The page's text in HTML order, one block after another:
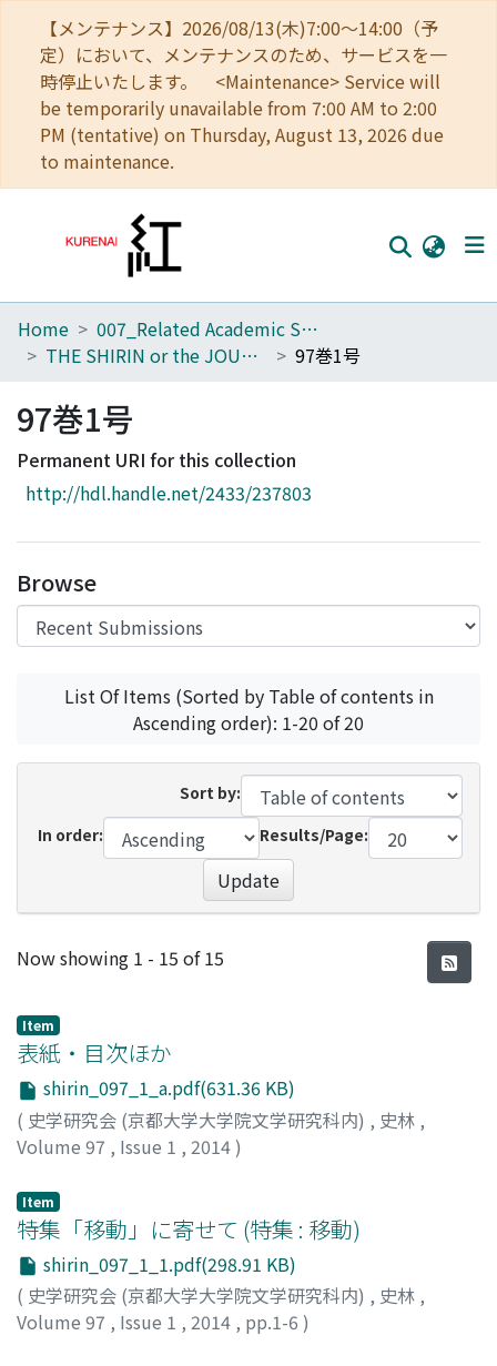
【メンテナンス】2026/08/13(木)7:00～14:00（予
定）において、メンテナンスのため、サービスを一
時停止いたします。 <Maintenance> Service will
be temporarily unavailable from 7:00 AM to 2:00
PM (tentative) on Thursday, August 13, 2026 due
to maintenance.
Home
Browse
Download Ranking
Access Statistics
Home
007_Related Academic Societies
THE SHIRIN or the JOURNAL OF HISTORY
97巻1号
97巻1号
Permanent URI for this collection
http://hdl.handle.net/2433/237803
Browse
List Of Items (Sorted by Table of contents in
Ascending order): 1-20 of 20
Sort by:
In order:
Results/Page:
Update
Recent Submissions
Now showing 1 - 15 of 15
Item
表紙・目次ほか
shirin_097_1_a.pdf(631.36 KB)
( 史学研究会 (京都大学大学院文学研究科内) , 史林 ,
Volume 97 , Issue 1 , 2014)
Item
特集「移動」に寄せて (特集 : 移動)
shirin_097_1_1.pdf(298.91 KB)
( 史学研究会 (京都大学大学院文学研究科内) , 史林 ,
Volume 97 , Issue 1 , 2014 , pp.1-6 )